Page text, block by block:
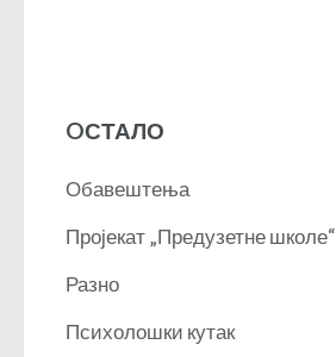
OСТАЛО
Обавештења
Пројекат „Предузетне школе“
Разно
Психолошки кутак